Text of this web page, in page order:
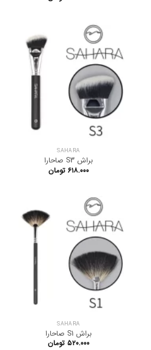
SAHARA
براش S3 صاحارا
۶۱۸.۰۰۰ تومان
SAHARA
براش S1 صاحارا
۵۲۰.۰۰۰ تومان